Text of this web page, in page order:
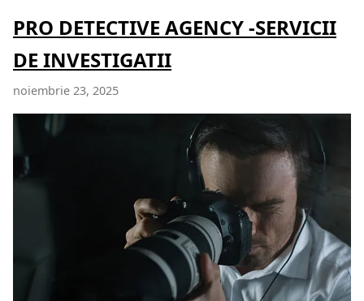
PRO DETECTIVE AGENCY -SERVICII
DE INVESTIGATII
noiembrie 23, 2025